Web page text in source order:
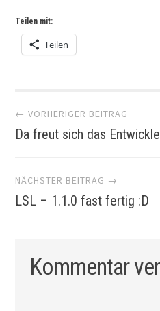
Teilen mit:
Teilen
Artikel-
Navigation
← VORHERIGER BEITRAG
Da freut sich das
NÄCHSTER BEITRAG →
LSL – 1.1.0 fast fertig :D
Kommentar